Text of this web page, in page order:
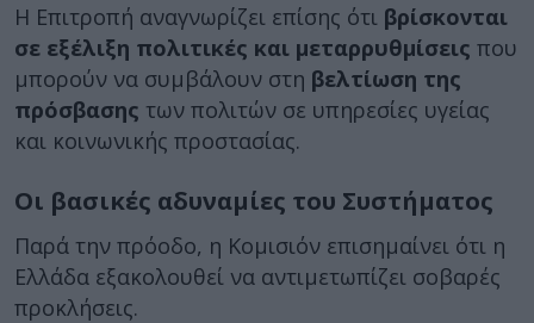
Η Επιτροπή αναγνωρίζει επίσης ότι βρίσκονται
σε εξέλιξη πολιτικές και μεταρρυθμίσεις που
μπορούν να συμβάλουν στη βελτίωση της
πρόσβασης των πολιτών σε υπηρεσίες υγείας
και κοινωνικής προστασίας.
Οι βασικές αδυναμίες του Συστήματος
Παρά την πρόοδο, η Κομισιόν επισημαίνει ότι η
Ελλάδα εξακολουθεί να αντιμετωπίζει σοβαρές
προκλήσεις.